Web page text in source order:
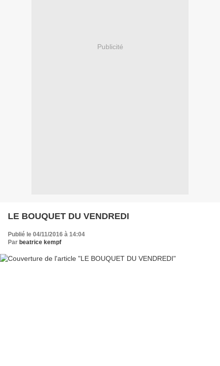
Publicité
LE BOUQUET DU VENDREDI
Publié le 04/11/2016 à 14:04
Par beatrice kempf